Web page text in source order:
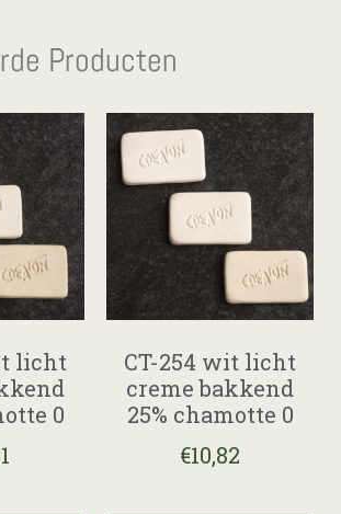
Producten
licht
0
CT-254 wit licht
creme bakkend
25% chamotte 0
€10,82